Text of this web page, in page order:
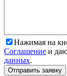
Нажимая на
Соглашение и
данных.